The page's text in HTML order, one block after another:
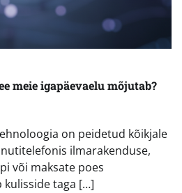
meie igapäevaelu mõjutab?
on peidetud kõikjale
ilmarakenduse,
või maksate poes
kulisside taga […]